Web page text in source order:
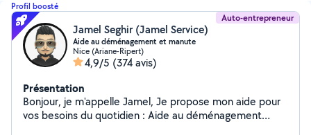
Profil boosté
Auto-entrepreneur
Jamel Seghir (Jamel Service)
Aide au déménagement et manute
Nice (Ariane-Ripert)
4,9/5 (374 avis)
Présentation
Bonjour, je m'appelle Jamel, Je propose mon aide pour
vos besoins du quotidien : Aide au déménagement